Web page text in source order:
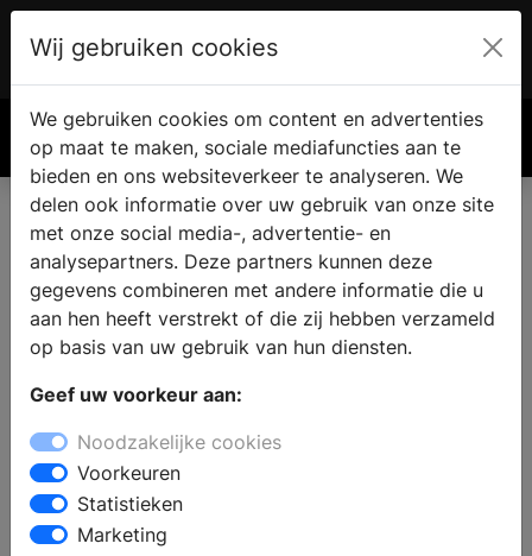
€ 0.00
Keukens in Ridderkerk
Zoekt u een keukenzaak voor een nieuwe keuken in
Ridderkerk ? In de showroom kunt u kiezen uit
verschillende keukenstijlen: een moderne keuken, een
afspraak en laat u informeren over de verschillende
mogelijkheden op het gebied van keukenapparatuur,
werkbladen en opbergmogelijkheden. Uw specifieke
wensen kunnen door het ervaren team worden vertaald
Wij gebruiken cookies
We gebruiken cookies om content en advertenties
op maat te maken, sociale mediafuncties aan te
bieden en ons websiteverkeer te analyseren. We
delen ook informatie over uw gebruik van onze site
met onze social media-, advertentie- en
analysepartners. Deze partners kunnen deze
gegevens combineren met andere informatie die u
aan hen heeft verstrekt of die zij hebben verzameld
op basis van uw gebruik van hun diensten.
Geef uw voorkeur aan:
Noodzakelijke cookies
Voorkeuren
Statistieken
Marketing